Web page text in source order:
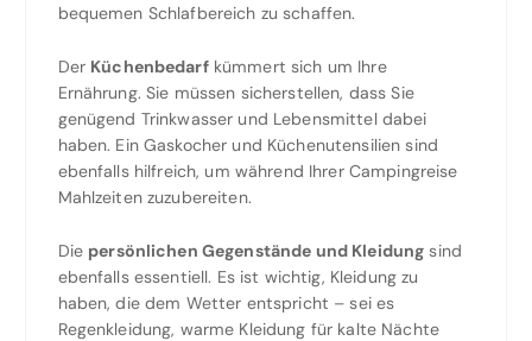
bequemen Schlafbereich zu schaffen.
Der Küchenbedarfkümmert sich um Ihre
Ernährung. Sie müssen sicherstellen, dass Sie
genügend Trinkwasser und Lebensmittel dabei
haben. Ein Gaskocher und Küchenutensilien sind
ebenfalls hilfreich, um während Ihrer Campingreise
Mahlzeiten zuzubereiten.
Die persönlichen Gegenstände und Kleidung sind
ebenfalls essentiell. Es ist wichtig, Kleidung zu
haben, die dem Wetter entspricht – sei es
Regenkleidung, warme Kleidung für kalte Nächte